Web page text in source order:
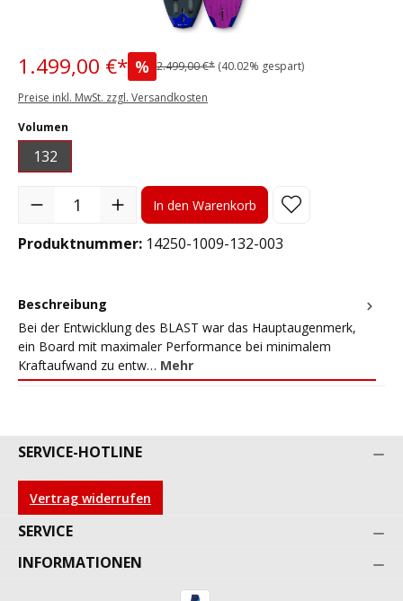
1.499,00 €* % 2.499,00 €* (40.02% gespart)
Preise inkl. MwSt. zzgl. Versandkosten
Volumen
132
Produkt Anzahl: Gib den gewünschten Wert ein oder benutze
In den Warenkorb
Produktnummer: 14250-1009-132-003
Beschreibung
Bei der Entwicklung des BLAST war das Hauptaugenmerk,
ein Board mit maximaler Performance bei minimalem
Kraftaufwand zu entw… Mehr
SERVICE-HOTLINE
Vertrag widerrufen
SERVICE
INFORMATIONEN